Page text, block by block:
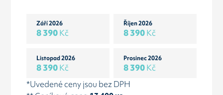
Září 2026
8 390Kč
Říjen 2026
8 390Kč
Listopad 2026
8 390Kč
Prosinec 2026
8 390Kč
*Uvedené ceny jsou bez DPH